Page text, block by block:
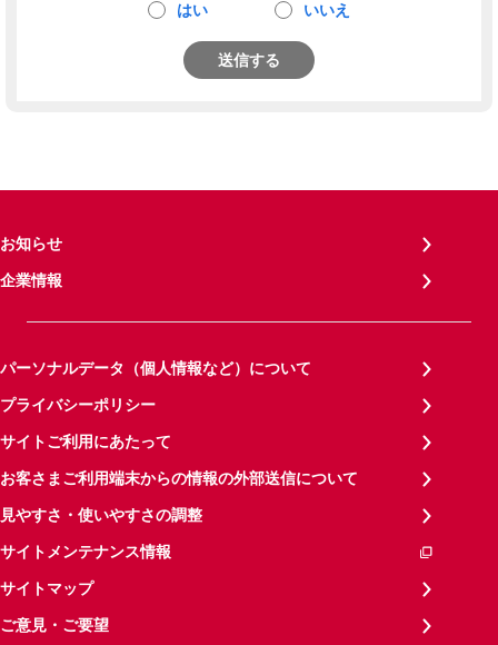
はい いいえ
送信する
お知らせ
企業情報
パーソナルデータ（個人情報など）について
プライバシーポリシー
サイトご利用にあたって
お客さまご利用端末からの情報の外部送信について
見やすさ・使いやすさの調整
サイトメンテナンス情報
サイトマップ
ご意見・ご要望